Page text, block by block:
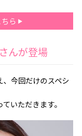
ら
んが登場
今回だけのスペシ
いただきます。